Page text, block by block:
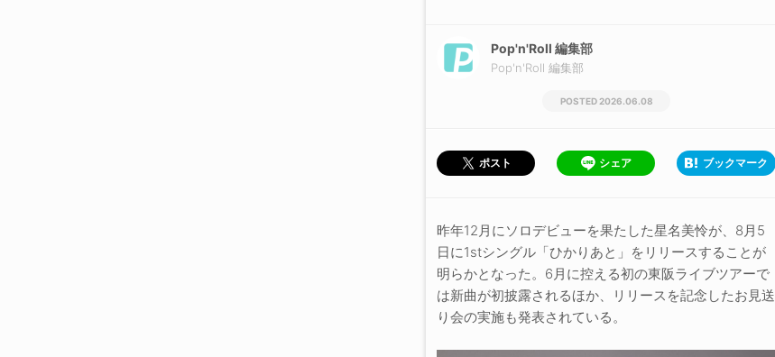
Pop'n'Roll 編集部
Pop'n'Roll 編集部
2026.06.08
ポスト シェア ブックマーク
昨年12月にソロデビューを果たした星名美怜が、8月5
日に1stシングル「ひかりあと」をリリースすることが
明らかとなった。6月に控える初の東阪ライブツアーで
は新曲が初披露されるほか、リリースを記念したお見送
り会の実施も発表されている。